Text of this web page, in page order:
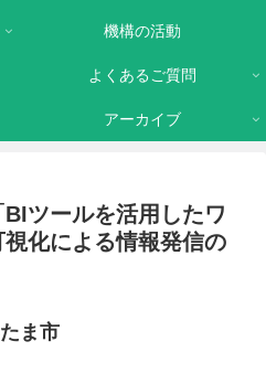
機構の活動
よくあるご質問
アーカイブ
ツールを活用したワ
化による情報発信の
ま市